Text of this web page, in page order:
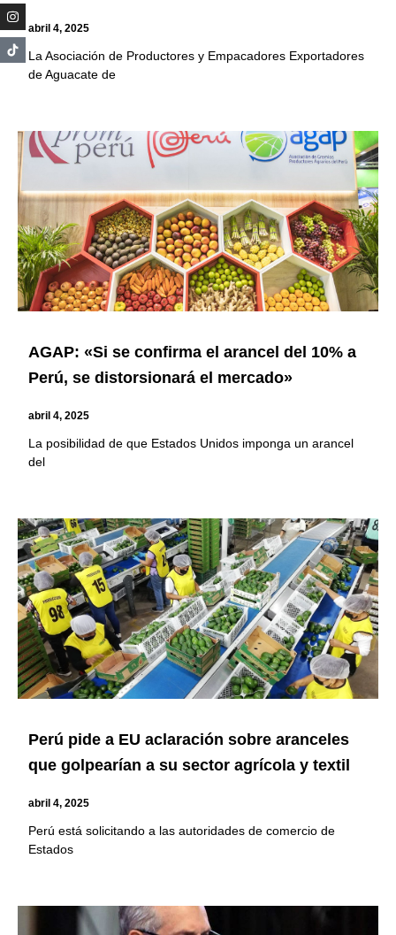
abril 4, 2025
La Asociación de Productores y Empacadores Exportadores
de Aguacate de
AGAP: «Si se confirma el arancel del 10% a
Perú, se distorsionará el mercado»
abril 4, 2025
La posibilidad de que Estados Unidos imponga un arancel
del
Perú pide a EU aclaración sobre aranceles
que golpearían a su sector agrícola y textil
abril 4, 2025
Perú está solicitando a las autoridades de comercio de
Estados